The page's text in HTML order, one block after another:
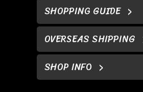
SHOPPING GUIDE
OVERSEAS SHIPPING
SHOP INFO